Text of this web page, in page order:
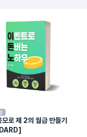
모로 제 2의 월급 만들기